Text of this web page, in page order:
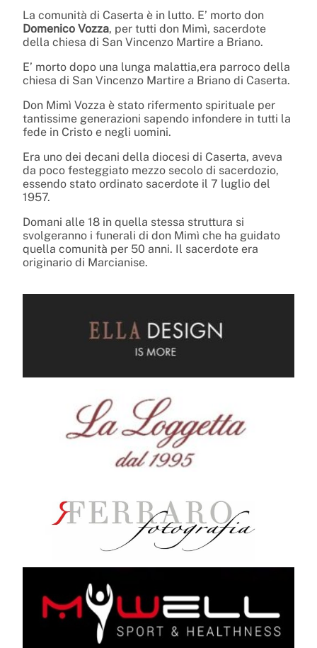
La comunità di Caserta è in lutto. E’ morto don
Domenico Vozza, per tutti don Mimì, sacerdote
della chiesa di San Vincenzo Martire a Briano.
E’ morto dopo una lunga malattia,era parroco della
chiesa di San Vincenzo Martire a Briano di Caserta.
Don Mimì Vozza è stato rifermento spirituale per
tantissime generazioni sapendo infondere in tutti la
fede in Cristo e negli uomini.
Era uno dei decani della diocesi di Caserta, aveva
da poco festeggiato mezzo secolo di sacerdozio,
essendo stato ordinato sacerdote il 7 luglio del
1957.
Domani alle 18 in quella stessa struttura si
svolgeranno i funerali di don Mimì che ha guidato
quella comunità per 50 anni. Il sacerdote era
originario di Marcianise.